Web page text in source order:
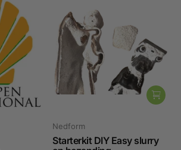
Nedform
Starterkit DIY Easy slurry